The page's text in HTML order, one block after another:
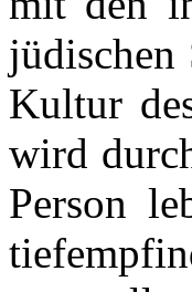
jüdischen
Kultur
wird
Person